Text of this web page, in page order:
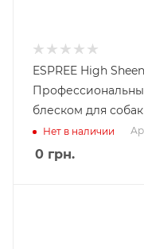
ESPREE High
блеском для
Нет в наличии
0 грн.